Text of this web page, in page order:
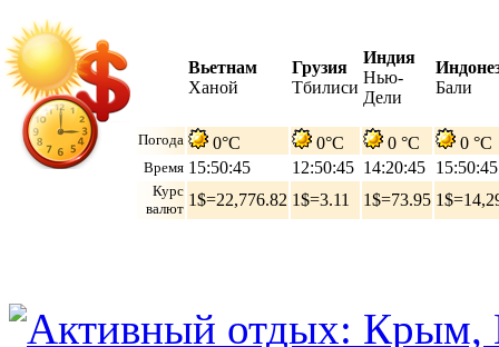
Вьетнам
Ханой
Грузия
Тбилиси
Индия
Нью-
Дели
Бали
Погода 0°C 0°C 0 °C 0 °C
Время 15:50:46 12:50:46 14:20:46 15:50:46
Курс
валют 1$=22,776.82 1$=3.11 1$=73.95